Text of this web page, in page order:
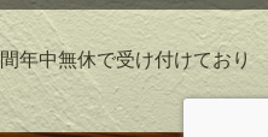
年中無休で受け付けており